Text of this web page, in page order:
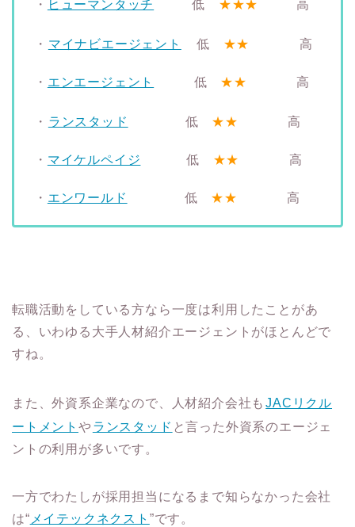
・ ヒューマンタッチ 低 ★★★ 高
・ マイナビエージェント 低 ★★ 高
・ エンエージェント 低 ★★ 高
・ ランスタッド 低 ★★ 高
・ マイケルペイジ 低 ★★ 高
・ エンワールド 低 ★★ 高
転職活動をしている方なら一度は利用したことがあ
る、いわゆる大手人材紹介エージェントがほとんどで
すね。
また、外資系企業なので、人材紹介会社も JACリクル
ートメント やランスタッド と言った外資系のエージェ
ントの利用が多いです。
一方でわたしが採用担当になるまで知らなかった会社
は“ メイテックネクスト ”です。